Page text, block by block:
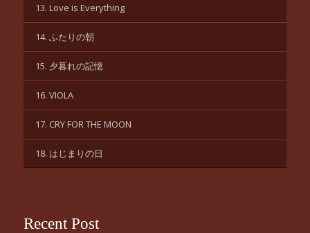
13. Love is Everything
14. ふたりの朝
15. 夕暮れの記憶
16. VIOLA
17. CRY FOR THE MOON
18. はじまりの日
Recent Post